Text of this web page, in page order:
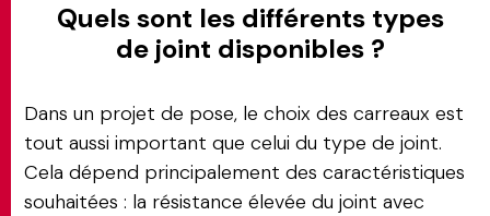
Quels sont les différents types
de joint disponibles ?
Dans un projet de pose, le choix des carreaux est
tout aussi important que celui du type de joint.
Cela dépend principalement des caractéristiques
souhaitées : la résistance élevée du joint avec